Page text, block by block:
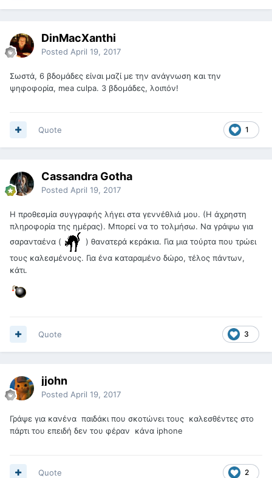
DinMacXanthi
Posted April 19, 2017
Σωστά, 6 βδομάδες είναι μαζί με την ανάγνωση και την
ψηφοφορία, mea culpa. 3 βδομάδες, λοιπόν!
1
Quote
Cassandra Gotha
Posted April 19, 2017
Η προθεσμία συγγραφής λήγει στα γεννέθλιά μου. (Η άχρηστη
πληροφορία της ημέρας). Μπορεί να το τολμήσω. Να γράψω για
σαρανταένα (
) θανατερά κεράκια. Για μια τούρτα που τρώει
τους καλεσμένους. Για ένα καταραμένο δώρο, τέλος πάντων,
κάτι.
3
Quote
jjohn
Posted April 19, 2017
Γράψε για κανένα παιδάκι που σκοτώνει τους καλεσθέντες στο
πάρτι του επειδή δεν του φέραν κάνα iphone
2
Quote